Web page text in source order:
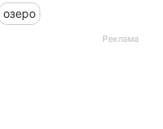
озеро